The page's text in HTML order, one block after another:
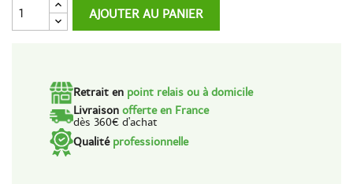
AJOUTER AU PANIER
Retrait en point relais ou à domicile
Livraison offerte en France
dès 360€ d'achat
Qualité professionnelle